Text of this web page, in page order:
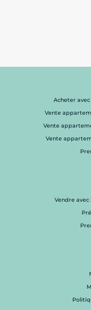
Acheter
Vente
Vente
Vente
Vendre